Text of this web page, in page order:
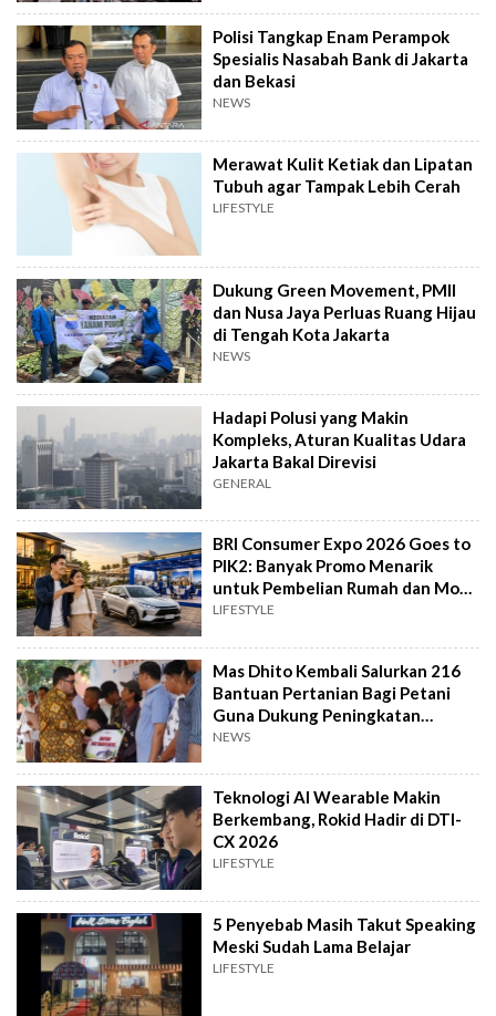
Polisi Tangkap Enam Perampok
Spesialis Nasabah Bank di Jakarta
dan Bekasi
NEWS
Merawat Kulit Ketiak dan Lipatan
Tubuh agar Tampak Lebih Cerah
LIFESTYLE
Dukung Green Movement, PMII
dan Nusa Jaya Perluas Ruang Hijau
di Tengah Kota Jakarta
NEWS
Hadapi Polusi yang Makin
Kompleks, Aturan Kualitas Udara
Jakarta Bakal Direvisi
GENERAL
BRI Consumer Expo 2026 Goes to
PIK2: Banyak Promo Menarik
untuk Pembelian Rumah dan Mobil
Baru
LIFESTYLE
Mas Dhito Kembali Salurkan 216
Bantuan Pertanian Bagi Petani
Guna Dukung Peningkatan
Produksi
NEWS
Teknologi AI Wearable Makin
Berkembang, Rokid Hadir di DTI-
CX 2026
LIFESTYLE
5 Penyebab Masih Takut Speaking
Meski Sudah Lama Belajar
LIFESTYLE